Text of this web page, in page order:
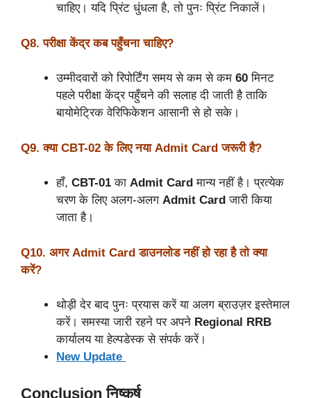
चाहिए। यदि प्रिंट धुंधला है, तो पुनः प्रिंट निकालें।
Q8. परीक्षा केंद्र कब पहुँचना चाहिए?
उम्मीदवारों को रिपोर्टिंग समय से कम से कम 60 मिनट
पहले परीक्षा केंद्र पहुँचने की सलाह दी जाती है ताकि
बायोमेट्रिक वेरिफिकेशन आसानी से हो सके।
Q9. क्या CBT-02 के लिए नया Admit Card जरूरी है?
हाँ, CBT-01 का Admit Card मान्य नहीं है। प्रत्येक
चरण के लिए अलग-अलग Admit Card जारी किया
जाता है।
Q10. अगर Admit Card डाउनलोड नहीं हो रहा है तो क्या
करें?
थोड़ी देर बाद पुनः प्रयास करें या अलग ब्राउज़र इस्तेमाल
करें। समस्या जारी रहने पर अपने Regional
RRB
कार्यालय या हेल्पडेस्क से संपर्क करें।
New Update
Conclusion निष्कर्ष